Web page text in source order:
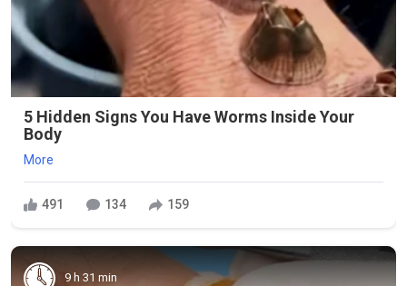
5 Hidden Signs You Have Worms Inside Your
Body
More
491 134 159
9 h 31 min